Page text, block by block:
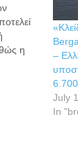
η
ύψη,
–
July
In